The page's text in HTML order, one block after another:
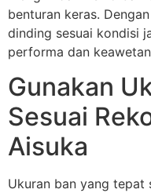
benturan keras.
dinding sesuai kondisi
performa dan
Gunakan
Sesuai
Aisuka
Ukuran ban yang tepat